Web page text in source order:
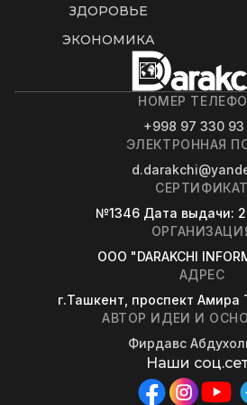
ЗДОРОВЬЕ
ЭКОНОМИКА
НОМЕР
+998 97 330 93
ЭЛЕКТРОННАЯ
СЕРТИФИКАТ
№1346 Дата выдачи:
OOO "DARAKCHI
АДРЕС
г.Ташкент, проспект Амира
АВТОР ИДЕИ И
Фирдавс
Наши